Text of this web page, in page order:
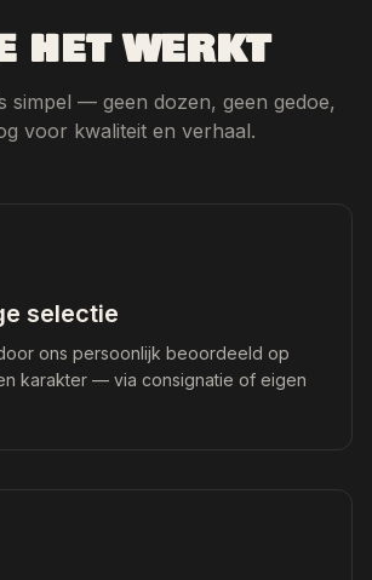
HET WERKT
simpel — geen dozen, geen gedoe,
voor kwaliteit en verhaal.
selectie
ons persoonlijk beoordeeld op
karakter — via consignatie of eigen